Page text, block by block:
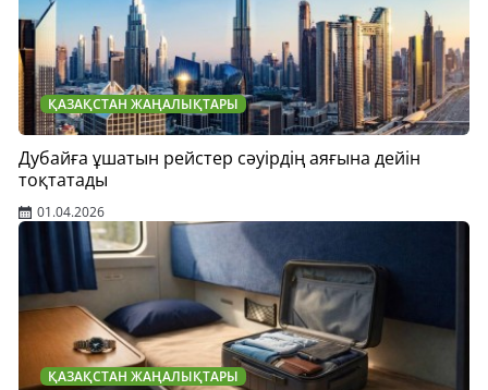
ҚАЗАҚСТАН ЖАҢАЛЫҚТАРЫ
Дубайға ұшатын рейстер сәуірдің аяғына дейін
тоқтатады
01.04.2026
ҚАЗАҚСТАН ЖАҢАЛЫҚТАРЫ